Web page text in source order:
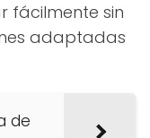
fácilmente sin
adaptadas
de